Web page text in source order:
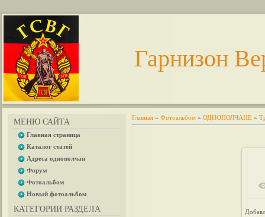
Гарнизон
МЕНЮ САЙТА
Главная страница
Каталог статей
Адреса однополчан
Форум
Фотоальбом
Новый фотоальбом
КАТЕГОРИИ РАЗДЕЛА
Главная » Фотоальбом » ОДНОПОЛЧАНЕ »